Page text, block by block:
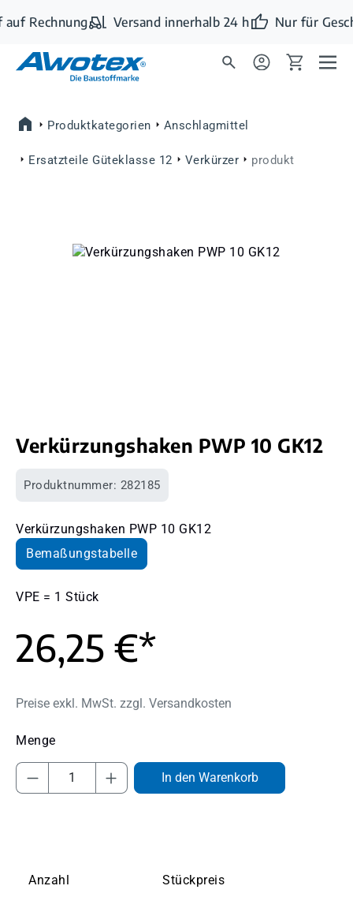
Zum Hauptinhalt springen
Rechnung Versand innerhalb 24 h Nur für
Produktkategorien Anschlagmittel
Ersatzteile Güteklasse 12 Verkürzer produkt
Bildergalerie überspringen
Verkürzungshaken PWP 10 GK12
Produktnummer: 282185
Verkürzungshaken PWP 10 GK12
Bemaßungstabelle
VPE = 1 Stück
26,25 €*
Preise exkl. MwSt. zzgl. Versandkosten
Produkt Anzahl: Gib den gewünschten
In den Warenkorb
Anzahl Stückpreis